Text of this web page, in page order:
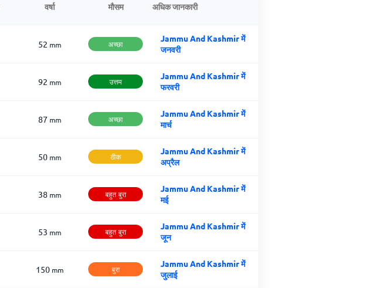
वर्षा मौसम अधिक जानकारी
52 mm अच्छा
Jammu And Kashmir में
जनवरी
92 mm उत्तम
Jammu And Kashmir में
फरवरी
87 mm अच्छा
Jammu And Kashmir में
मार्च
50 mm ठीक
Jammu And Kashmir में
अप्रैल
38 mm बहुत बुरा
Jammu And Kashmir में
मई
53 mm बहुत बुरा
Jammu And Kashmir में
जून
150 mm बुरा
Jammu And Kashmir में
जुलाई